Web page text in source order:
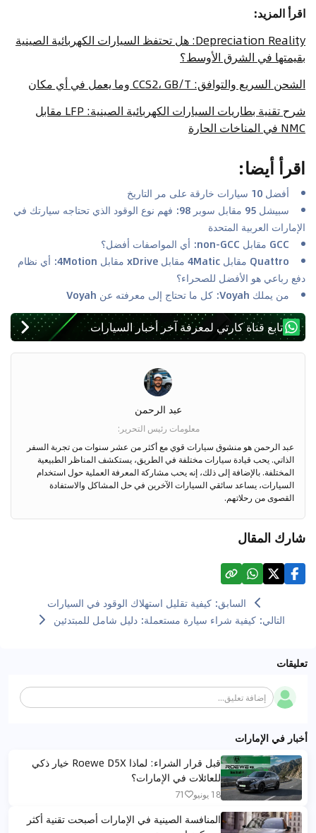
اقرأ المزيد:
Depreciation Reality: هل تحتفظ السيارات الكهربائية الصينية
بقيمتها في الشرق الأوسط؟
الشحن السريع والتوافق: CCS2، GB/T وما يعمل في أي مكان
شرح تقنية بطاريات السيارات الكهربائية الصينية: LFP مقابل
NMC في المناخات الحارة
اقرأ أيضا:
أفضل 10 سيارات خارقة على مر التاريخ
سبيشل 95 مقابل سوبر 98: فهم نوع الوقود الذي تحتاجه سيارتك في
الإمارات العربية المتحدة
GCC مقابل non-GCC: أي المواصفات أفضل؟
Quattro مقابل 4Matic مقابل xDrive مقابل 4Motion: أي نظام
دفع رباعي هو الأفضل للصحراء؟
من يملك Voyah: كل ما تحتاج إلى معرفته عن Voyah
تابع قناة كارتي لمعرفة آخر أخبار السيارات
عبد الرحمن
معلومات رئيس التحرير :
عبد الرحمن هو منشوق سيارات قوي مع أكثر من عشر سنوات من تجربة السفر
الذاتي. يحب قيادة سيارات مختلفة في الطريق، يستكشف المناظر الطبيعية
المختلفة. بالإضافة إلى ذلك، إنه يحب مشاركة المعرفة العملية حول استخدام
السيارات، يساعد سائقي السيارات الآخرين في حل المشاكل والاستفادة
القصوى من رحلاتهم.
شارك المقال
السابق: كيفية تقليل استهلاك الوقود في السيارات
التالي: كيفية شراء سيارة مستعملة: دليل شامل للمبتدئين
تعليقات
إضافة تعليق...
أخبار في الإمارات
قبل قرار الشراء: لماذا Roewe D5X خيار ذكي
للعائلات في الإمارات؟
18 يونيو 71
المنافسة الصينية في الإمارات أصبحت تقنية أكثر